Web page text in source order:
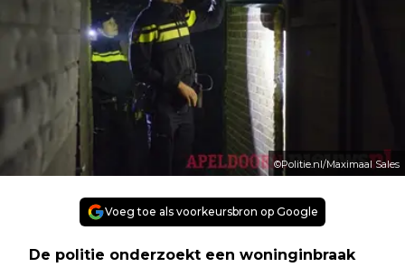
©Politie.nl/Maximaal Sales
Voeg toe als voorkeursbron op Google
De politie onderzoekt een woninginbraak